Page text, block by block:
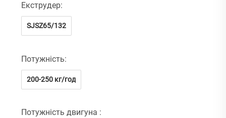
Екструдер:
SJSZ65/132
Потужність:
200-250 кг/год
Потужність двигуна :